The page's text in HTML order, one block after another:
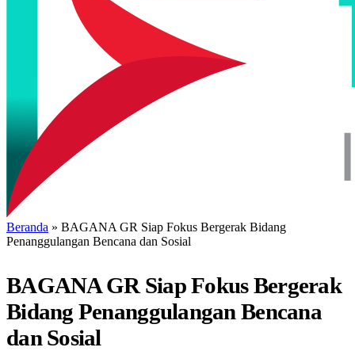
Beranda » BAGANA GR Siap Fokus Bergerak Bidang
Penanggulangan Bencana dan Sosial
BAGANA GR Siap Fokus Bergerak
Bidang Penanggulangan Bencana
dan Sosial